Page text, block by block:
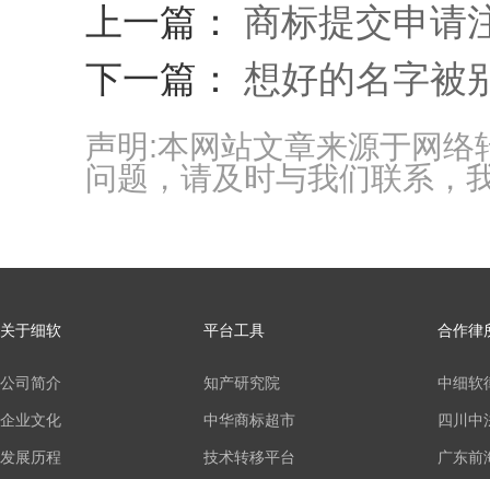
上一篇： 商标提交申请
下一篇： 想好的名字被
声明:本网站文章来源于网
问题，请及时与我们联系，
关于细软
公司简介
企业文化
发展历程
平台工具
知产研究院
中华商标超市
技术转移平台
合作律
中细软
四川中
广东前